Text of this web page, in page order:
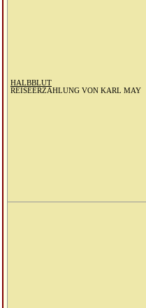
HALBBLUT
REISEERZÄHLUNG VON KARL MAY